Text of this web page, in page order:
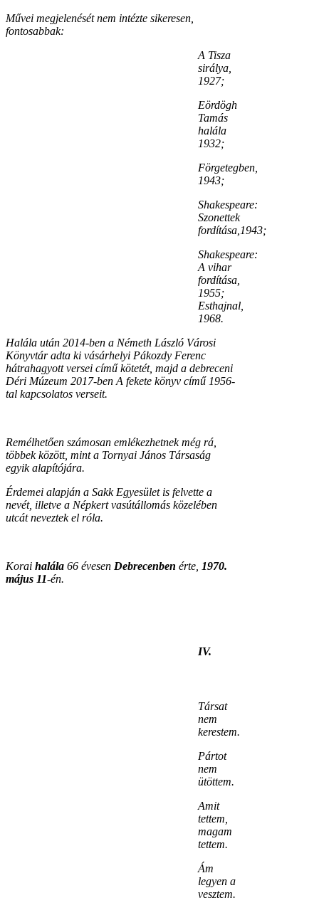
Művei megjelenését nem intézte sikeresen,
fontosabbak:
A Tisza
sirálya,
1927;
Eördögh
Tamás
halála
1932;
Förgetegben,
1943;
Shakespeare:
Szonettek
fordítása,1943;
Shakespeare:
A vihar
fordítása,
1955;
Esthajnal,
1968.
Halála után 2014-ben a Németh László Városi
Könyvtár adta ki vásárhelyi Pákozdy Ferenc
hátrahagyott versei című kötetét, majd a debreceni
Déri Múzeum 2017-ben A fekete könyv című 1956-
tal kapcsolatos verseit.
Remélhetően számosan emlékezhetnek még rá,
többek között, mint a Tornyai János Társaság
egyik alapítójára.
Érdemei alapján a Sakk Egyesület is felvette a
nevét, illetve a Népkert vasútállomás közelében
utcát neveztek el róla.
Korai halála 66 évesen Debrecenben érte, 1970.
május 11-én.
IV.
Társat
nem
kerestem.
Pártot
nem
ütöttem.
Amit
tettem,
magam
tettem.
Ám
legyen a
vesztem.